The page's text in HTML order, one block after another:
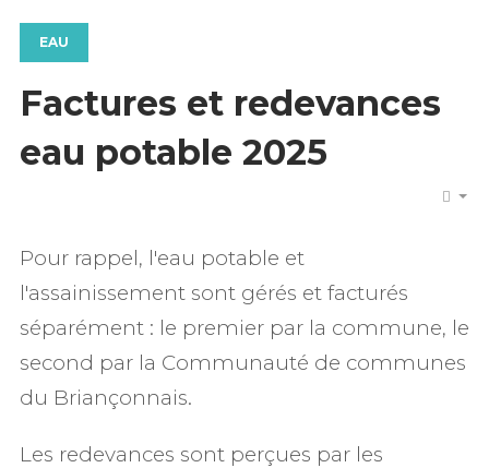
EAU
Factures et redevances
eau potable 2025
Pour rappel, l'eau potable et
l'assainissement sont gérés et facturés
séparément : le premier par la commune, le
second par la Communauté de communes
du Briançonnais.
Les redevances sont perçues par les